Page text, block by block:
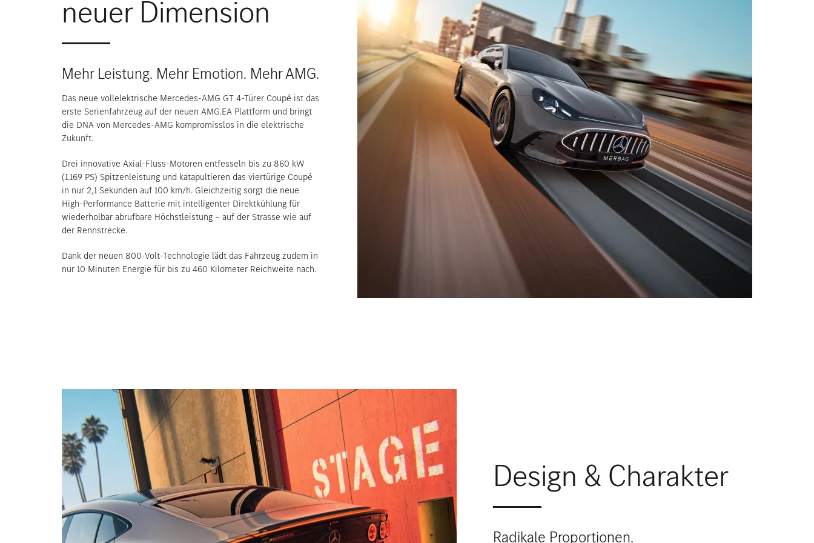
neuer Dimension
Mehr Leistung. Mehr Emotion. Mehr AMG.
Das neue vollelektrische Mercedes-AMG GT 4-Türer Coupé ist das
erste Serienfahrzeug auf der neuen AMG.EA Plattform und bringt
die DNA von Mercedes-AMG kompromisslos in die elektrische
Zukunft.
Drei innovative Axial-Fluss-Motoren entfesseln bis zu 860 kW
(1.169 PS) Spitzenleistung und katapultieren das viertürige Coupé
in nur 2,1 Sekunden auf 100 km/h. Gleichzeitig sorgt die neue
High-Performance Batterie mit intelligenter Direktkühlung für
wiederholbar abrufbare Höchstleistung – auf der Strasse wie auf
der Rennstrecke.
Dank der neuen 800-Volt-Technologie lädt das Fahrzeug zudem in
nur 10 Minuten Energie für bis zu 460 Kilometer Reichweite nach.
Design & Charakter
Radikale Proportionen.